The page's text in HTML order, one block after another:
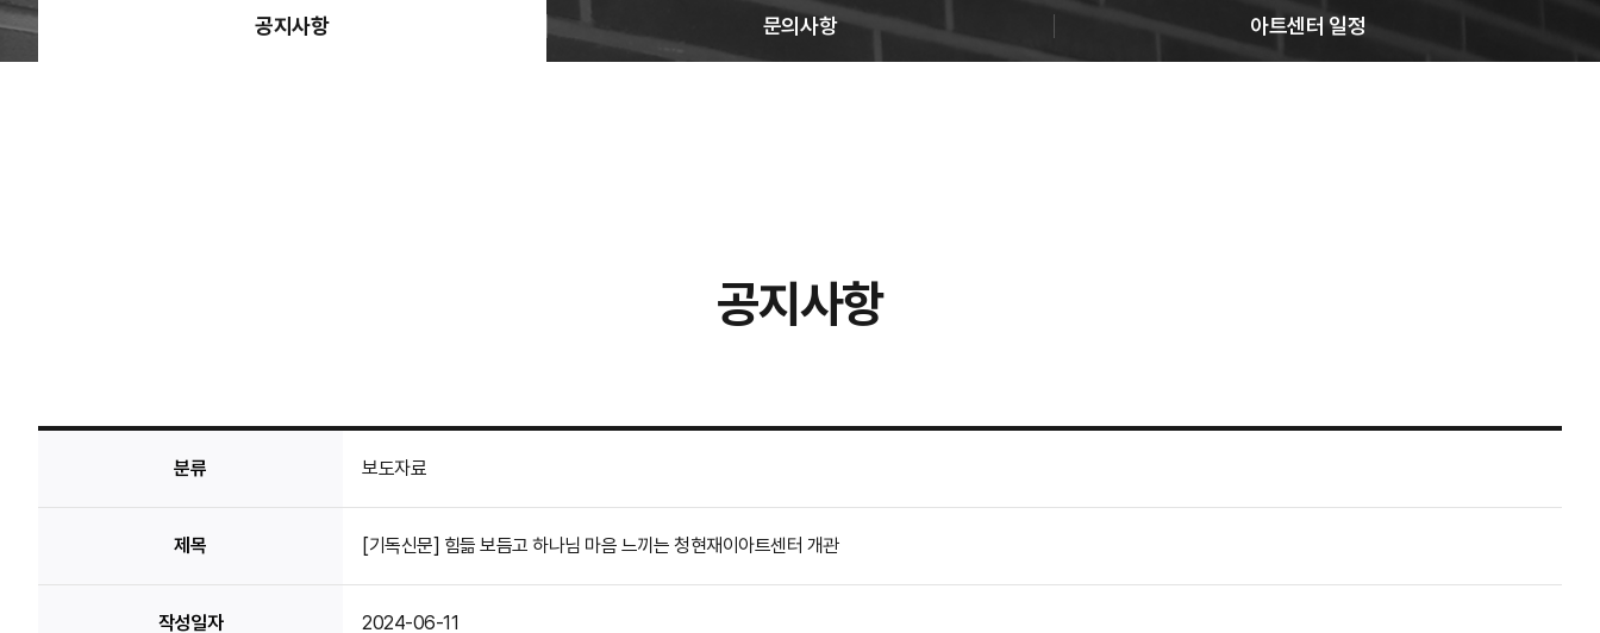
공지사항 문의사항 아트센터 일정
공지사항
분류 보도자료
제목 [기독신문] 힘듦 보듬고 하나님 마음 느끼는 청현재이아트센터 개관
작성일자 2024-06-11